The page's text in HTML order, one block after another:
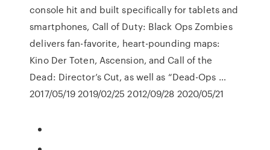
console hit and built specifically for tablets and
smartphones, Call of Duty: Black Ops Zombies
delivers fan-favorite, heart-pounding maps:
Kino Der Toten, Ascension, and Call of the
Dead: Director’s Cut, as well as “Dead-Ops …
2017/05/19 2019/02/25 2012/09/28 2020/05/21